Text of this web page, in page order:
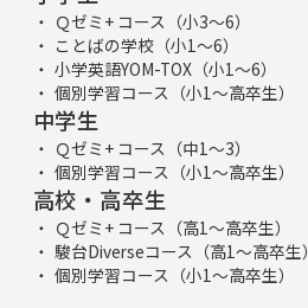
Ｑゼミ+ コース（小3～6）
ことばの学校（小1～6）
小学英語YOM-TOX（小1～6）
個別学習コース（小1～高卒生）
中学生
Ｑゼミ+ コース（中1～3）
個別学習コース（小1～高卒生）
高校・高卒生
Ｑゼミ+ コース（高1～高卒生）
駿台Diverseコース（高1～高卒生）
個別学習コース（小1～高卒生）